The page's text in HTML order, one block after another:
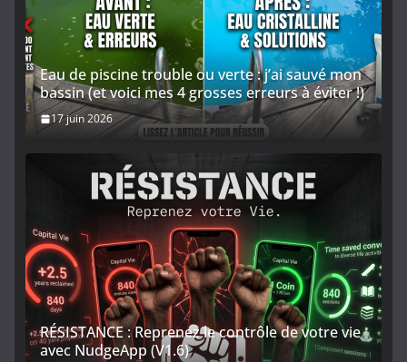
Eau de piscine trouble ou verte : j’ai sauvé mon
bassin (et voici mes 4 grosses erreurs à éviter !)
17 juin 2026
RÉSISTANCE : Reprenez le contrôle de votre vie
avec NudgeApp (V1.6)